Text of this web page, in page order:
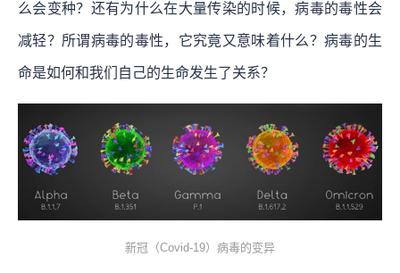
么会变种？还有为什么在大量传染的时候，病毒的毒性会
减轻？所谓病毒的毒性，它究竟又意味着什么？病毒的生
命是如何和我们自己的生命发生了关系？
新冠（Covid-19）病毒的变异